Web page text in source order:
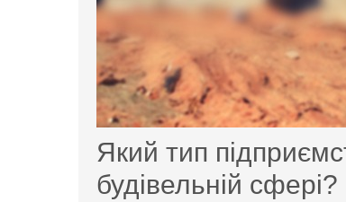
Який тип
будівельній сфері?